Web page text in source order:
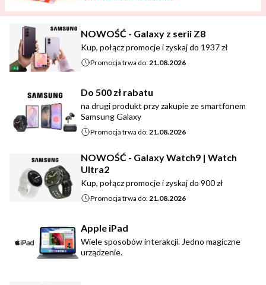
NOWOŚĆ - Galaxy z serii Z8
Kup, połącz promocje i zyskaj do 1937 zł
Promocja trwa do: 21.08.2026
Do 500 zł rabatu
na drugi produkt przy zakupie ze smartfonem
Samsung Galaxy
Promocja trwa do:21.08.2026
NOWOŚĆ - Galaxy Watch9 | Watch
Ultra2
Kup, połącz promocje i zyskaj do 900 zł
Promocja trwa do:21.08.2026
Apple iPad
Wiele sposobów interakcji. Jedno magiczne
urządzenie.